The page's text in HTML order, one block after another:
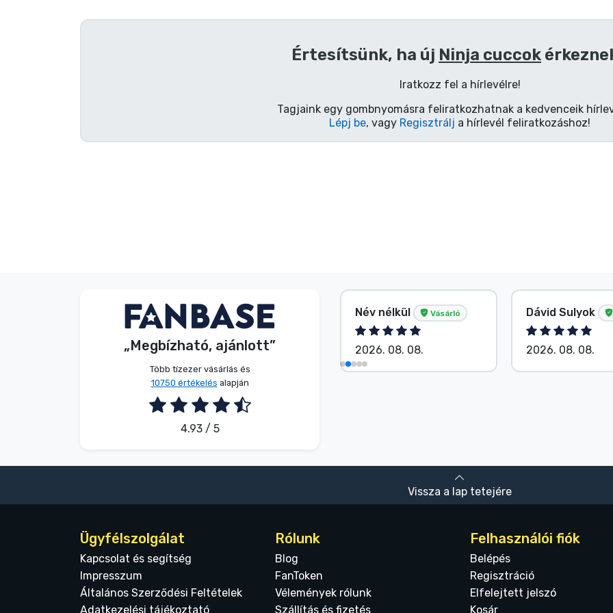
Értesítsünk, ha új Ninja cuccok
Iratkozz fel a hírlevélre!
Tagjaink egy gombnyomásra feliratkozhatnak a kedvenceik
Lépj be, vagy Regisztrálj a hírlevél feliratkozáshoz!
„Megbízható, ajánlott”
Több tízezer vásárlás és
10750 értékelés alapján
4.93 / 5
Név nélkül Vásárló
2026. 08. 09.
Név nélkül Vásárló
2026. 08. 08.
Dávid Sulyok
2026. 08. 08.
Vissza a lap tetejére
Ügyfélszolgálat
Kapcsolat és segítség
Impresszum
Általános Szerződési Feltételek
Adatkezelési tájékoztató
Rólunk
Blog
FanToken
Vélemények rólunk
Szállítás és fizetés
Felhasználói fiók
Belépés
Regisztráció
Elfelejtett jelszó
Kosár